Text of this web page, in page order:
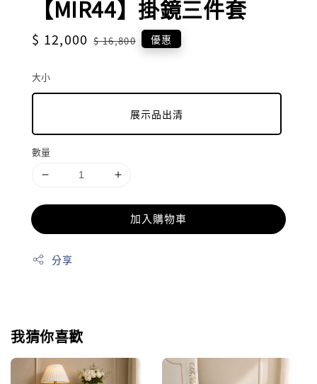
【MIR44】掛鏡三件套
Sale
$ 12,000 Regular
$ 16,800 優惠
大小
展示品出清
數量
加入購物車
分享
我猜你喜歡